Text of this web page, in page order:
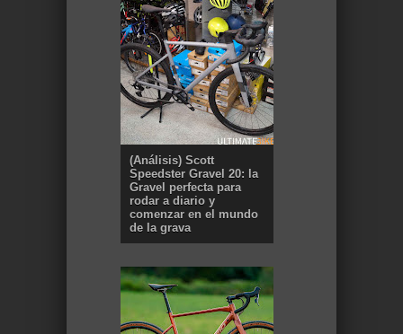
(Análisis) Scott
Speedster Gravel 20: la
Gravel perfecta para
rodar a diario y
comenzar en el mundo
de la grava